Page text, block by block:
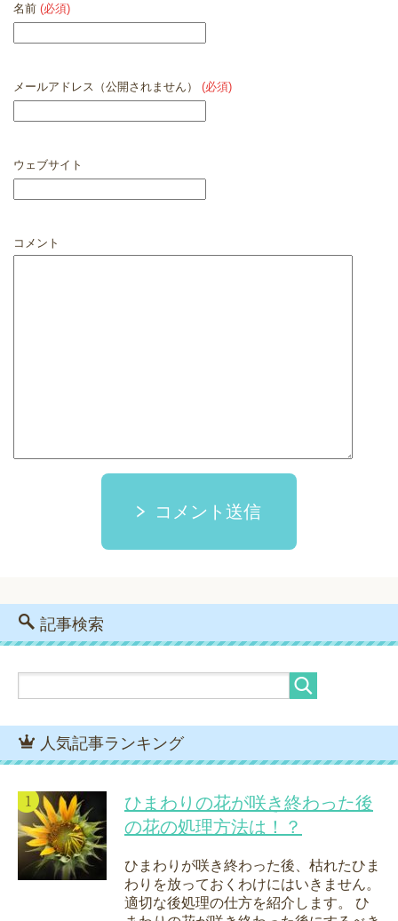
名前 (必須)
メールアドレス（公開されません） (必須)
ウェブサイト
コメント
コメント送信
記事検索
人気記事ランキング
ひまわりの花が咲き終わった後
の花の処理方法は！？
ひまわりが咲き終わった後、枯れたひま
わりを放っておくわけにはいきません。
適切な後処理の仕方を紹介します。 ひ